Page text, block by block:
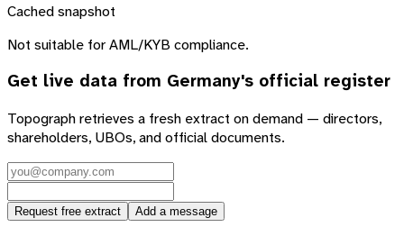
Cached snapshot
Not suitable for AML/KYB compliance.
Get live data from Germany's official register
Topograph retrieves a fresh extract on demand — directors,
shareholders, UBOs, and official documents.
Request free extract Add a message